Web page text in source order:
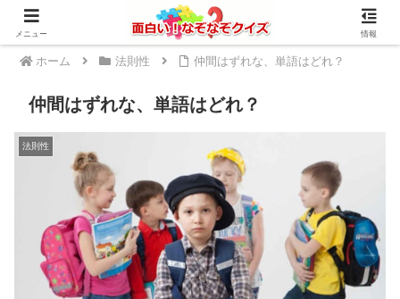
ホーム 法則性 仲間はずれな、単語はどれ？
仲間はずれな、単語はどれ？
法則性
メニュー 情報